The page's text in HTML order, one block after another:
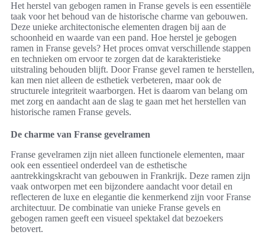
Het herstel van gebogen ramen in Franse gevels is een essentiële
taak voor het behoud van de historische charme van gebouwen.
Deze unieke architectonische elementen dragen bij aan de
schoonheid en waarde van een pand. Hoe herstel je gebogen
ramen in Franse gevels? Het proces omvat verschillende stappen
en technieken om ervoor te zorgen dat de karakteristieke
uitstraling behouden blijft. Door Franse gevel ramen te herstellen,
kan men niet alleen de esthetiek verbeteren, maar ook de
structurele integriteit waarborgen. Het is daarom van belang om
met zorg en aandacht aan de slag te gaan met het herstellen van
historische ramen Franse gevels.
De charme van Franse gevelramen
Franse gevelramen zijn niet alleen functionele elementen, maar
ook een essentieel onderdeel van de esthetische
aantrekkingskracht van gebouwen in Frankrijk. Deze ramen zijn
vaak ontworpen met een bijzondere aandacht voor detail en
reflecteren de luxe en elegantie die kenmerkend zijn voor Franse
architectuur. De combinatie van unieke Franse gevels en
gebogen ramen geeft een visueel spektakel dat bezoekers
betovert.